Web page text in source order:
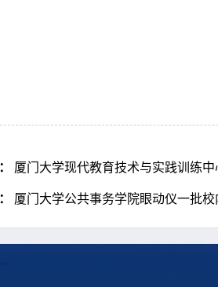
厦门大学现代教育技术与实践训练
厦门大学公共事务学院眼动仪一批